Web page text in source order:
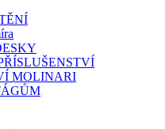
MOLINARI